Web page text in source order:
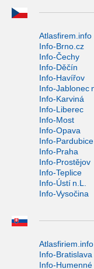
Atlasfirem.info
Info-Brno.cz
Info-Čechy
Info-Děčín
Info-Havířov
Info-Jablonec
Info-Karviná
Info-Liberec
Info-Most
Info-Opava
Info-Pardubice
Info-Praha
Info-Prostějov
Info-Teplice
Info-Ústí n.L.
Info-Vysočina
Atlasfiriem.info
Info-Bratislava
Info-Humenné